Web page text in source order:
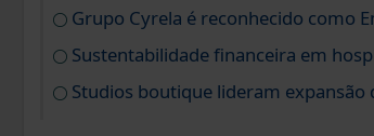
Grupo Cyrela é reconhecido como
Sustentabilidade financeira em
Studios boutique lideram expansão